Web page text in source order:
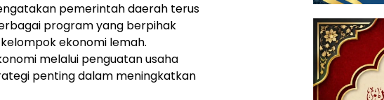
pemerintah daerah terus
program yang berpihak
ekonomi lemah.
melalui penguatan usaha
penting dalam meningkatkan